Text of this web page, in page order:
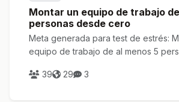
Montar un equipo de trabajo
personas desde cero
Meta generada para test de estrés:
equipo de trabajo de al menos 5
39
29 3